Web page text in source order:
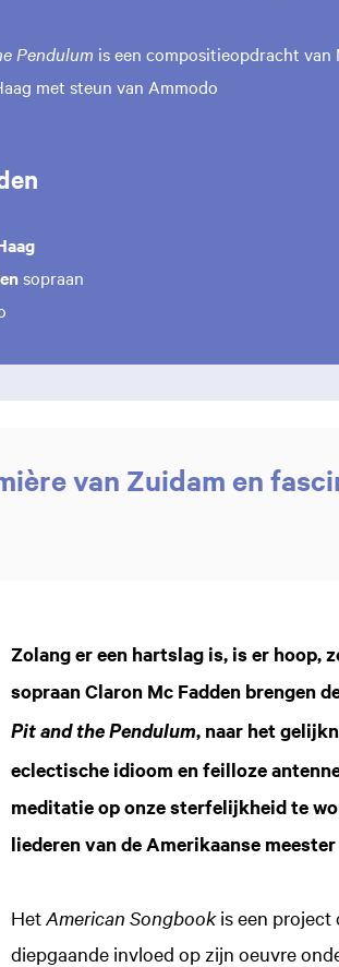
Pendulum is een compositieopdracht van
met steun van Ammodo
sopraan
van Zuidam en
Zolang er een hartslag is, is er hoop,
sopraan Claron Mc Fadden brengen
Pit and the Pendulum, naar het
eclectische idioom en feilloze
meditatie op onze sterfelijkheid te
liederen van de Amerikaanse
Het American Songbookis een project
diepgaande invloed op zijn oeuvre